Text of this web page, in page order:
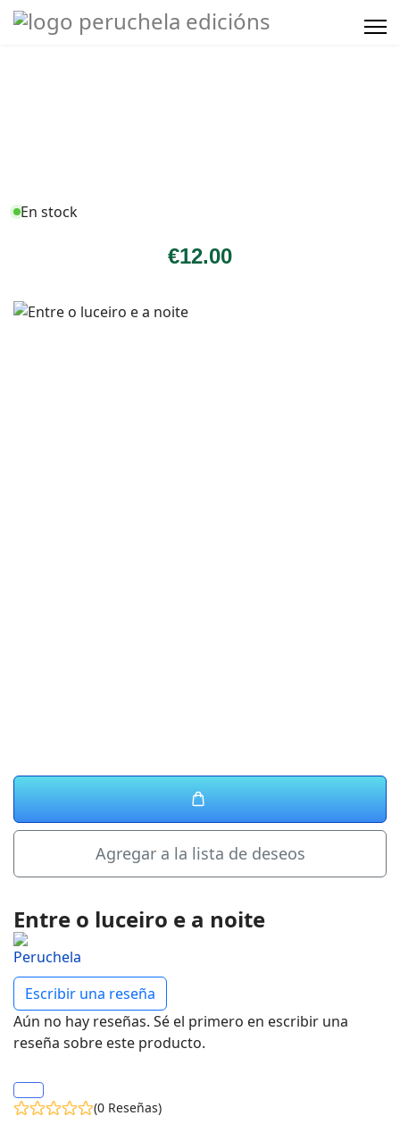
En stock
€12.00
Agregar a la lista de deseos
Entre o luceiro e a noite
Escribir una reseña
Aún no hay reseñas. Sé el primero en escribir una
reseña sobre este producto.
(0 Reseñas)